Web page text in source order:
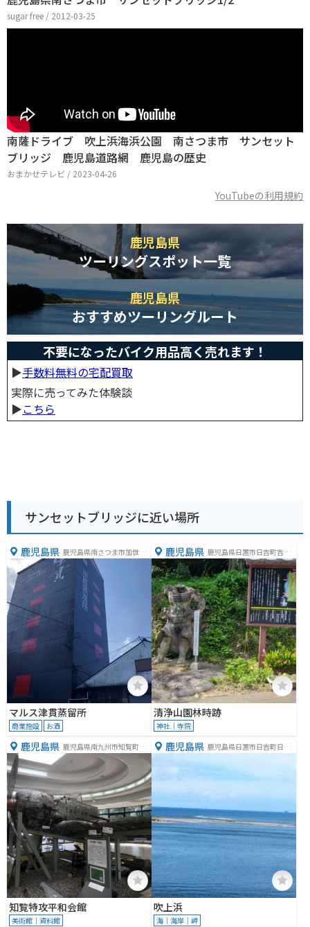
sugar free / 2012-03-25
南薩ドライブ 吹上浜海浜公園 南さつま市 サンセット
ブリッジ 鹿児島道路網 鹿児島の歴史
おまかせテレビ / 2023-04-26
YouTubeの利用規約
鹿児島県
ツーリングスポット一覧
鹿児島県
おすすめツーリングルート
不要になったバイク用品高く売れます！
▶︎手数料無料の宅配買取
実際に売ってみた体験談
▶︎こちら
サンセットブリッジに近い場所
鹿児島県 鹿児島県南さつま市加世田
津貫６５９４
マルス津貫蒸留所
商業施設 お酒
鹿児島県 鹿児島県日置市日吉町吉利5
004-3
清浄山園林時跡
神社｜寺院
鹿児島県 鹿児島県南九州市知覧町郡
１７８８１
知覧特攻平和会館
美術館｜資料館
鹿児島県 鹿児島県日置市日吉町日置
吹上浜
海｜海岸｜岬